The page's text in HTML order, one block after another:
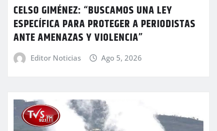
CELSO GIMÉNEZ: “BUSCAMOS UNA LEY
ESPECÍFICA PARA PROTEGER A PERIODISTAS
ANTE AMENAZAS Y VIOLENCIA”
Editor Noticias Ago 5, 2026